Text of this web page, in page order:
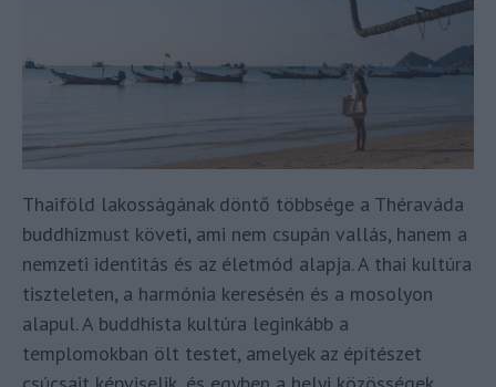
Thaiföld lakosságának döntő többsége a Théraváda
buddhizmust követi, ami nem csupán vallás, hanem a
nemzeti identitás és az életmód alapja. A thai kultúra
tiszteleten, a harmónia keresésén és a mosolyon
alapul. A buddhista kultúra leginkább a
templomokban ölt testet, amelyek az építészet